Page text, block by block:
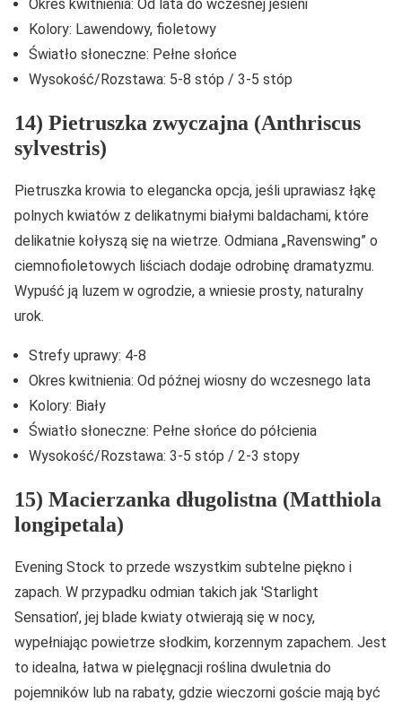
Okres kwitnienia: Od lata do wczesnej jesieni
Kolory: Lawendowy, fioletowy
Światło słoneczne: Pełne słońce
Wysokość/Rozstawa: 5-8 stóp / 3-5 stóp
14) Pietruszka zwyczajna (Anthriscus
sylvestris)
Pietruszka krowia to elegancka opcja, jeśli uprawiasz łąkę
polnych kwiatów z delikatnymi białymi baldachami, które
delikatnie kołyszą się na wietrze. Odmiana „Ravenswing” o
ciemnofioletowych liściach dodaje odrobinę dramatyzmu.
Wypuść ją luzem w ogrodzie, a wniesie prosty, naturalny
urok.
Strefy uprawy: 4-8
Okres kwitnienia: Od późnej wiosny do wczesnego lata
Kolory: Biały
Światło słoneczne: Pełne słońce do półcienia
Wysokość/Rozstawa: 3-5 stóp / 2-3 stopy
15) Macierzanka długolistna (Matthiola
longipetala)
Evening Stock to przede wszystkim subtelne piękno i
zapach. W przypadku odmian takich jak 'Starlight
Sensation’, jej blade kwiaty otwierają się w nocy,
wypełniając powietrze słodkim, korzennym zapachem. Jest
to idealna, łatwa w pielęgnacji roślina dwuletnia do
pojemników lub na rabaty, gdzie wieczorni goście mają być